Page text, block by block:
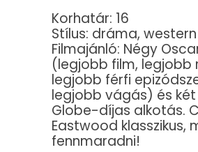
Korhatár: 16
Stílus: dráma, western
Filmajánló: Négy
(legjobb film, legjobb
legjobb férfi
legjobb vágás) és
Globe-díjas alkotás.
Eastwood klasszikus,
fennmaradni!